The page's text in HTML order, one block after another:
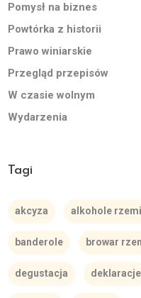
Pomysł na biznes
Powtórka z historii
Prawo winiarskie
Przegląd przepisów
W czasie wolnym
Wydarzenia
Tagi
akcyza alkohole
banderole browar
degustacja deklaracje